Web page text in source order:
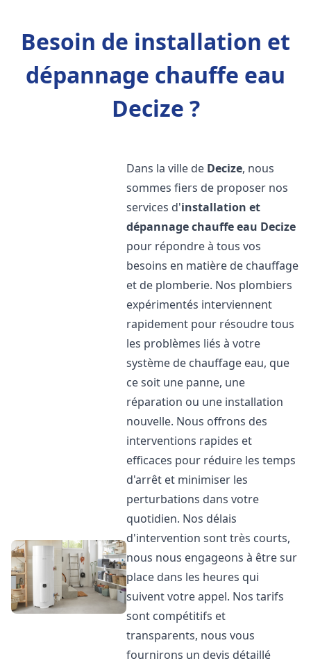
Besoin de installation et
dépannage chauffe eau
Decize ?
Dans la ville de Decize, nous
sommes fiers de proposer nos
services d'installation et
dépannage chauffe eau Decize
pour répondre à tous vos
besoins en matière de chauffage
et de plomberie. Nos plombiers
expérimentés interviennent
rapidement pour résoudre tous
les problèmes liés à votre
système de chauffage eau, que
ce soit une panne, une
réparation ou une installation
nouvelle. Nous offrons des
interventions rapides et
efficaces pour réduire les temps
d'arrêt et minimiser les
perturbations dans votre
quotidien. Nos délais
d'intervention sont très courts,
nous nous engageons à être sur
place dans les heures qui
suivent votre appel. Nos tarifs
sont compétitifs et
transparents, nous vous
fournirons un devis détaillé